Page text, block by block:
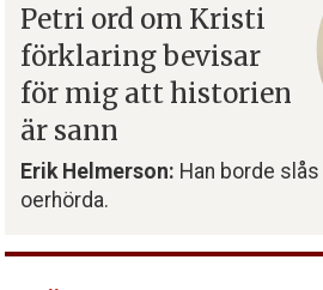
Petri ord om Kristi
förklaring bevisar
för mig att historien
är sann
Erik Helmerson: Han borde
oerhörda.